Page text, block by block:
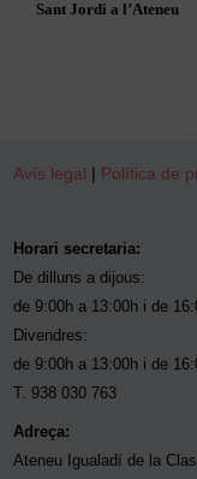
Sant Jordi a l’Ateneu
Avís legal | Política de
Horari secretaria:
De dilluns a dijous:
de 9:00h a 13:00h i de
Divendres:
de 9:00h a 13:00h i de
T. 938 030 763
Adreça:
Ateneu Igualadí de la